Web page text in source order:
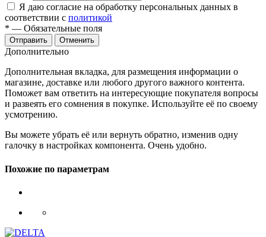
Я даю согласие на обработку персональных данных в
соответствии с политикой
* — Обязательные поля
Отменить
Дополнительно
Дополнительная вкладка, для размещения информации о
магазине, доставке или любого другого важного контента.
Поможет вам ответить на интересующие покупателя вопросы
и развеять его сомнения в покупке. Используйте её по своему
усмотрению.
Вы можете убрать её или вернуть обратно, изменив одну
галочку в настройках компонента. Очень удобно.
Похожие по параметрам